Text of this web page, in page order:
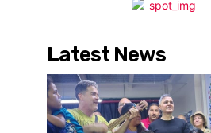
Latest News